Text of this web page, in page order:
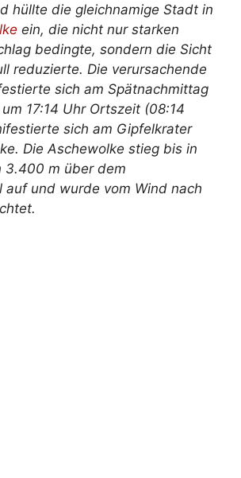
hüllte die gleichnamige Stadt in
ein, die nicht nur starken
bedingte, sondern die Sicht
reduzierte. Die verursachende
sich am Spätnachmittag
17:14 Uhr Ortszeit (08:14
sich am Gipfelkrater
Die Aschewolke stieg bis in
3.400 m über dem
auf und wurde vom Wind nach